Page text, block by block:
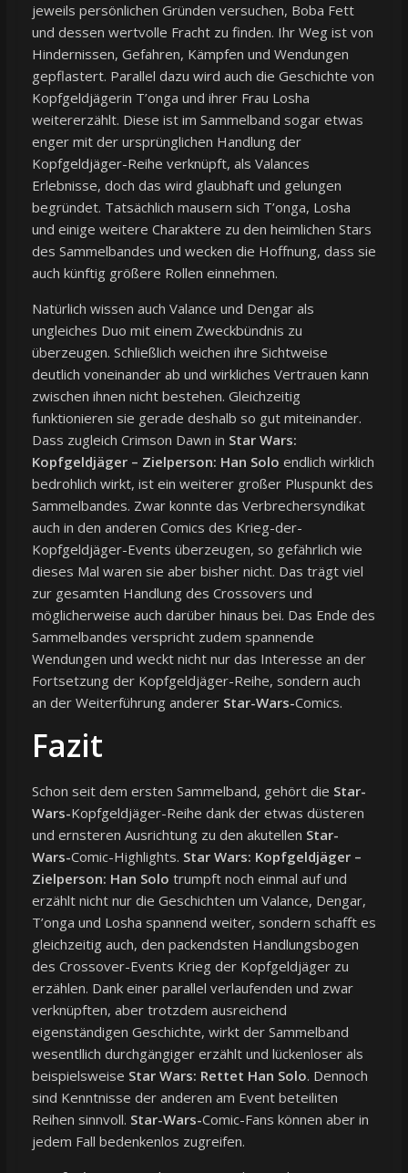
jeweils persönlichen Gründen versuchen, Boba Fett
und dessen wertvolle Fracht zu finden. Ihr Weg ist von
Hindernissen, Gefahren, Kämpfen und Wendungen
gepflastert. Parallel dazu wird auch die Geschichte von
Kopfgeldjägerin T’onga und ihrer Frau Losha
weitererzählt. Diese ist im Sammelband sogar etwas
enger mit der ursprünglichen Handlung der
Kopfgeldjäger-Reihe verknüpft, als Valances
Erlebnisse, doch das wird glaubhaft und gelungen
begründet. Tatsächlich mausern sich T’onga, Losha
und einige weitere Charaktere zu den heimlichen Stars
des Sammelbandes und wecken die Hoffnung, dass sie
auch künftig größere Rollen einnehmen.
Natürlich wissen auch Valance und Dengar als
ungleiches Duo mit einem Zweckbündnis zu
überzeugen. Schließlich weichen ihre Sichtweise
deutlich voneinander ab und wirkliches Vertrauen kann
zwischen ihnen nicht bestehen. Gleichzeitig
funktionieren sie gerade deshalb so gut miteinander.
Dass zugleich Crimson Dawn in Star Wars:
Kopfgeldjäger – Zielperson: Han Solo endlich wirklich
bedrohlich wirkt, ist ein weiterer großer Pluspunkt des
Sammelbandes. Zwar konnte das Verbrechersyndikat
auch in den anderen Comics des Krieg-der-
Kopfgeldjäger-Events überzeugen, so gefährlich wie
dieses Mal waren sie aber bisher nicht. Das trägt viel
zur gesamten Handlung des Crossovers und
möglicherweise auch darüber hinaus bei. Das Ende des
Sammelbandes verspricht zudem spannende
Wendungen und weckt nicht nur das Interesse an der
Fortsetzung der Kopfgeldjäger-Reihe, sondern auch
an der Weiterführung anderer Star-Wars-Comics.
Fazit
Schon seit dem ersten Sammelband, gehört die Star-
Wars-Kopfgeldjäger-Reihe dank der etwas düsteren
und ernsteren Ausrichtung zu den akutellen Star-
Wars-Comic-Highlights. Star Wars: Kopfgeldjäger –
Zielperson: Han Solo trumpft noch einmal auf und
erzählt nicht nur die Geschichten um Valance, Dengar,
T’onga und Losha spannend weiter, sondern schafft es
gleichzeitig auch, den packendsten Handlungsbogen
des Crossover-Events Krieg der Kopfgeldjäger zu
erzählen. Dank einer parallel verlaufenden und zwar
verknüpften, aber trotzdem ausreichend
eigenständigen Geschichte, wirkt der Sammelband
wesentllich durchgängiger erzählt und lückenloser als
beispielsweise Star Wars: Rettet Han Solo. Dennoch
sind Kenntnisse der anderen am Event beteiliten
Reihen sinnvoll. Star-Wars-Comic-Fans können aber in
jedem Fall bedenkenlos zugreifen.